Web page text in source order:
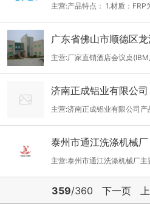
www.wx-separate.com
的集设计、制造及安装玻璃钢
程、玻璃钢缠绕管罐、除尘脱
拉挤托架等产品。 公司
主营:产品特点： 1.材质：
外线，耐酸碱，防腐蚀，防生
水，防雨。 3.一体成型，排除
计，效率高，免维修。 5.七叶
马达为1HP（马力） 10．铝合
叶为PVC原料
广东省佛山市顺德区
主营:厂家直销酒店会议桌
餐桌)BT-011
济南正成铝业有限公司
主营:济南正成铝业有限公司产
系列1铝板（热轧+冷轧）、
度 10—2400mm, 长度 可按用
装饰幕墙用板，彩涂铝板（各
板， 用于模具、加工等 C 防
泰州市通江洗涤机械厂
主营:泰州市通江洗涤机械厂
衣机、脱水机、烘干机、干洗
机、砂洗机、雪花机、喷砂机
359/360 下一页